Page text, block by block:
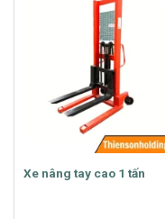
Xe nâng tay cao 1 tấn